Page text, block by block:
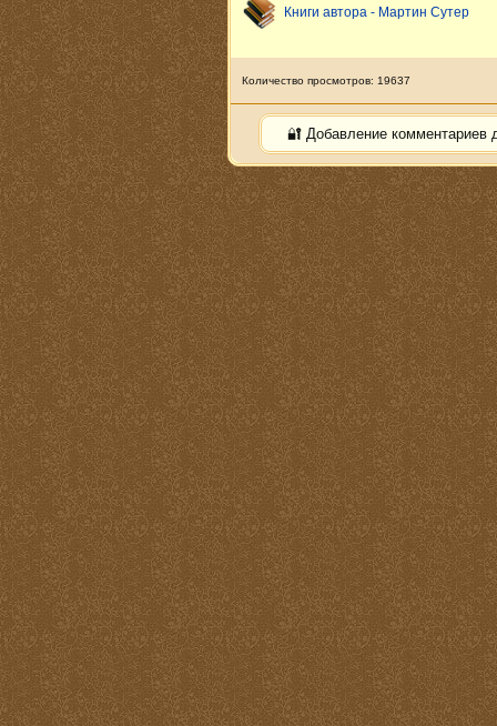
Книги автора - Мартин Сутер
Количество просмотров: 19637
🔐 Добавление комментариев